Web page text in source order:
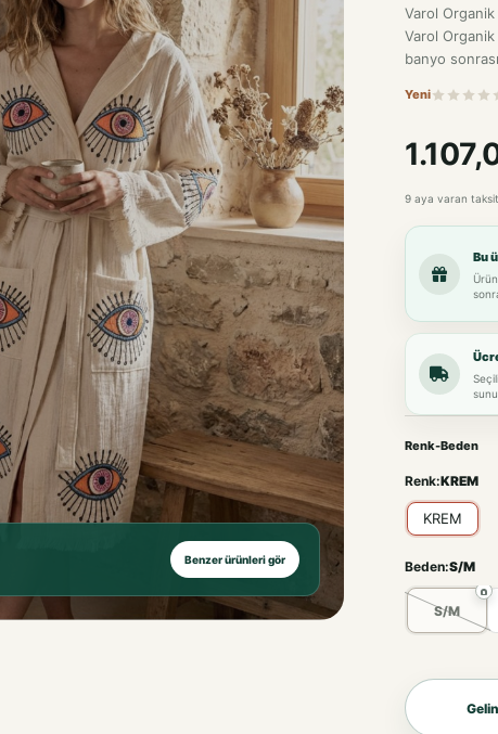
Benzer ürünleri gör
Varol
Varol
banyo
Yeni
9 aya varan taksit
Bu
Renk-Beden
Renk:KREM
KREM
Beden:S/M
S/M
KREM-L/XL